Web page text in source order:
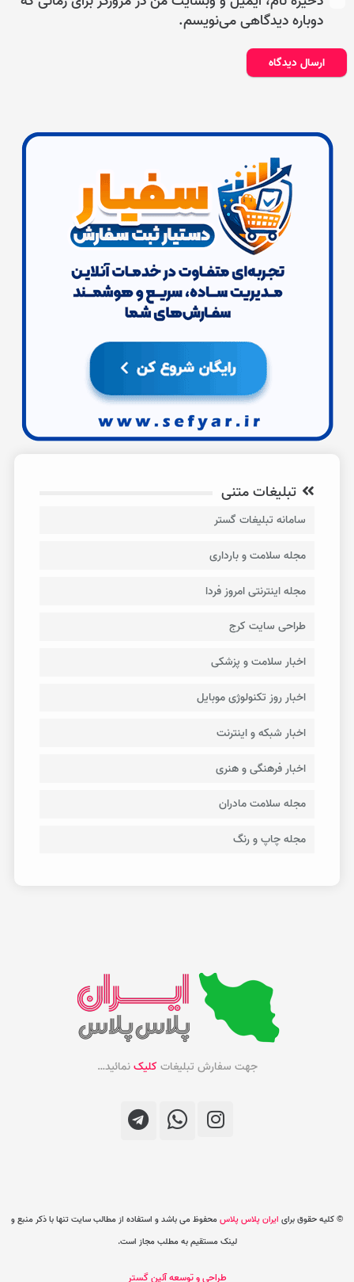
دوباره دیدگاهی می‌نویسم.
ارسال دیدگاه
تبلیغات متنی
سامانه تبلیغات گستر
مجله سلامت و بارداری
مجله اینترنتی امروز فردا
طراحی سایت کرج
اخبار سلامت و پزشکی
اخبار روز تکنولوژی موبایل
اخبار شبکه و اینترنت
اخبار فرهنگی و هنری
مجله سلامت مادران
مجله چاپ و رنگ
جهت سفارش تبلیغات کلیکنمائید…
© کلیه حقوق برای ایران پلاس پلاسمحفوظ می باشد و استفاده از مطالب سایت تنها با ذکر منبع و
لینک مستقیم به مطلب مجاز است.
طراحی و توسعه آئین گستر